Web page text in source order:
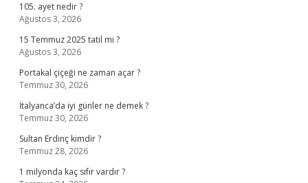
105. ayet nedir ?
Ağustos 3, 2026
15 Temmuz 2025 tatil mi ?
Ağustos 3, 2026
Portakal çiçeği ne zaman açar ?
Temmuz 30, 2026
İtalyanca’da iyi günler ne demek ?
Temmuz 30, 2026
Sultan Erdinç kimdir ?
Temmuz 28, 2026
1 milyonda kaç sıfır vardır ?